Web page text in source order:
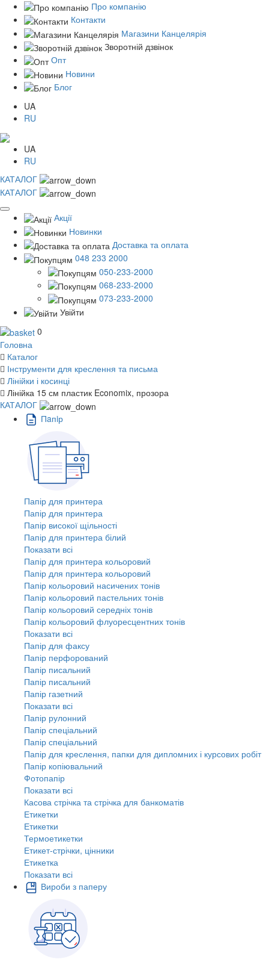
Про компанію
Контакти
Магазини Канцелярія
Зворотній дзвінок
Опт
Новини
Блог
UA
RU
UA
RU
КАТАЛОГ
КАТАЛОГ
Акції
Новинки
Доставка та оплата
048 233 2000
050-233-2000
068-233-2000
073-233-2000
Увійти
0
Головна
Каталог
Інструменти для креслення та письма
Лінійки і косинці
Лінійка 15 см пластик Economix, прозора
КАТАЛОГ
Пaпiр
Папір для принтера
Папір для принтера
Папір високої щільності
Папір для принтера білий
Показати всі
Папір для принтера кольоровий
Папір для принтера кольоровий
Папір кольоровий насичених тонів
Папір кольоровий пастельних тонів
Папір кольоровий середніх тонів
Папір кольоровий флуоресцентних тонів
Показати всі
Папір для факсу
Папір перфорований
Папір писальний
Папір писальний
Папір газетний
Показати всі
Папір рулонний
Папір спеціальний
Папір спеціальний
Папір для креслення, папки для дипломних і курсових робіт
Папір копіювальний
Фотопапір
Показати всі
Касова стрічка та стрічка для банкоматів
Етикетки
Етикетки
Термоетикетки
Етикет-стрічки, цінники
Етикетка
Показати всі
Вироби з паперу